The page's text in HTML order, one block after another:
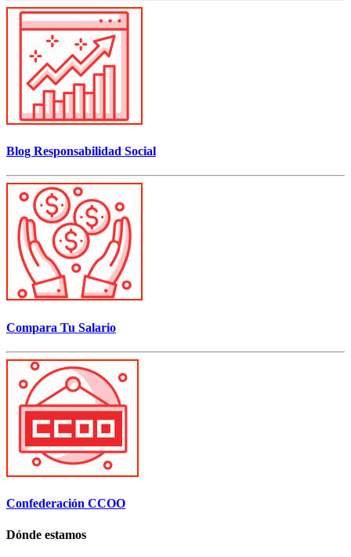
Blog Responsabilidad Social
Compara Tu Salario
Confederación CCOO
Dónde estamos